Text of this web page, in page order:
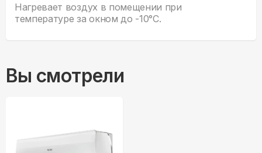
Нагревает воздух в помещении при
температуре за окном до -10°С.
Вы смотрели